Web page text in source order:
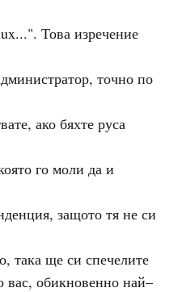
Това изречение
точно по
ако бяхте руса
го моли да и
защото тя не си
така ще си спечелите
вас, обикновенно най–